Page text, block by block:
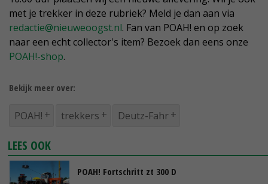
met je trekker in deze rubriek? Meld je dan aan via
redactie@nieuweoogst.nl. Fan van POAH! en op zoek
naar een echt collector's item? Bezoek dan eens onze
POAH!-shop.
Bekijk meer over:
POAH! trekkers Deutz-Fahr
LEES OOK
POAH! Fortschritt zt 300 D